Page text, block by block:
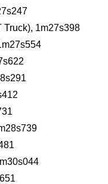
Truck), 1m27s398